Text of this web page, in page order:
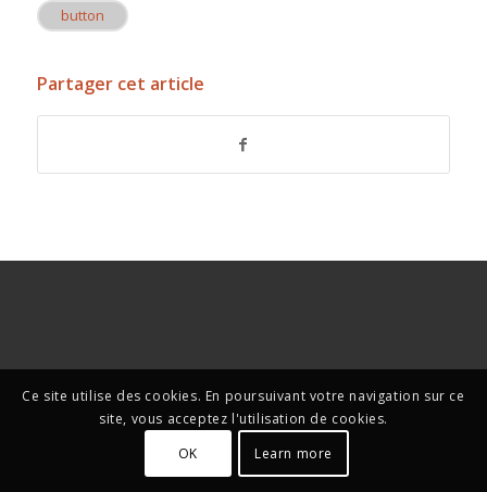
button
Partager cet article
Ce site utilise des cookies. En poursuivant votre navigation sur ce
site, vous acceptez l'utilisation de cookies.
OK
Learn more